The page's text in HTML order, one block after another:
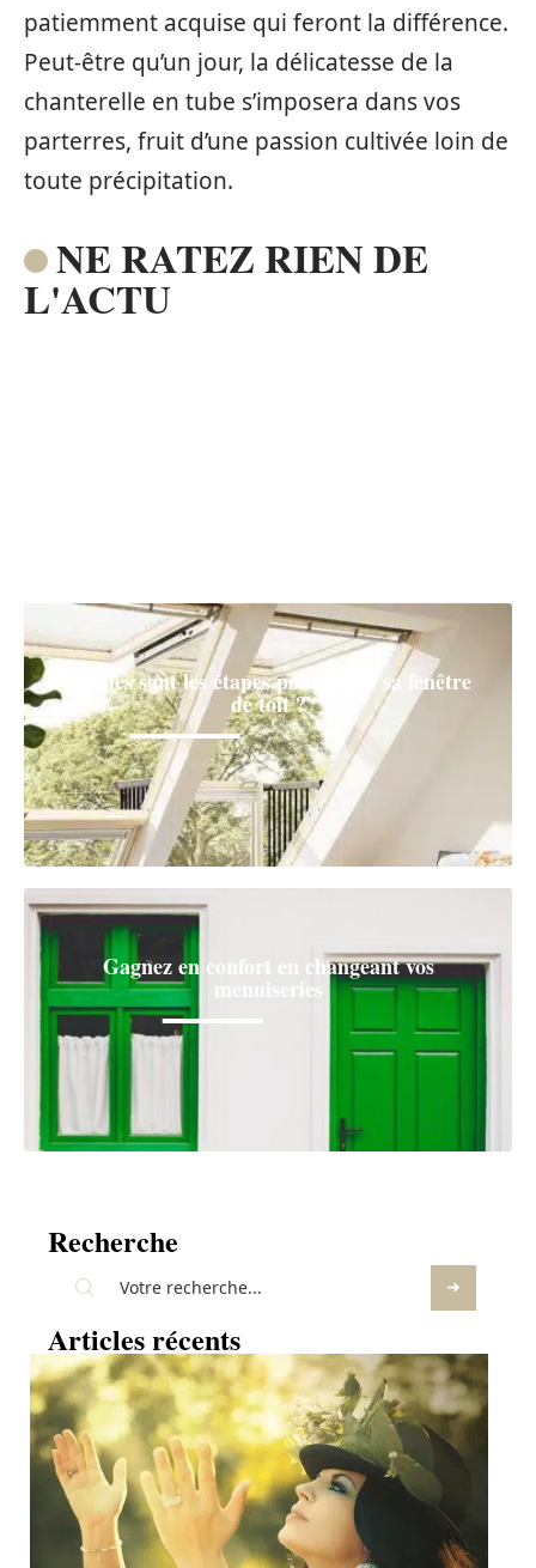
patiemment acquise qui feront la différence.
Peut-être qu’un jour, la délicatesse de la
chanterelle en tube s’imposera dans vos
parterres, fruit d’une passion cultivée loin de
toute précipitation.
NE RATEZ RIEN DE
L'ACTU
Quelles sont les étapes pour poser sa fenêtre
de toit ?
Gagnez en confort en changeant vos
menuiseries
Recherche
Articles récents